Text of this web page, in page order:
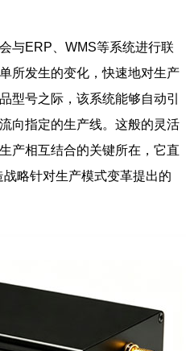
与ERP、WMS等系统进行联
所发生的变化，快速地对生产
型号之际，该系统能够自动引
向指定的生产线。这般的灵活
产相互结合的关键所在，它直
略针对生产模式变革提出的